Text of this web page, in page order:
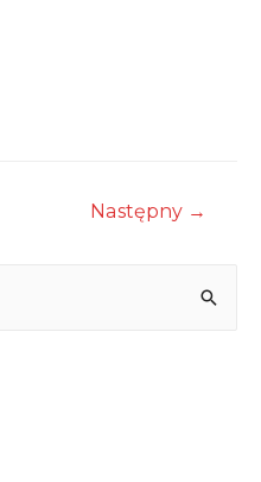
Następny →